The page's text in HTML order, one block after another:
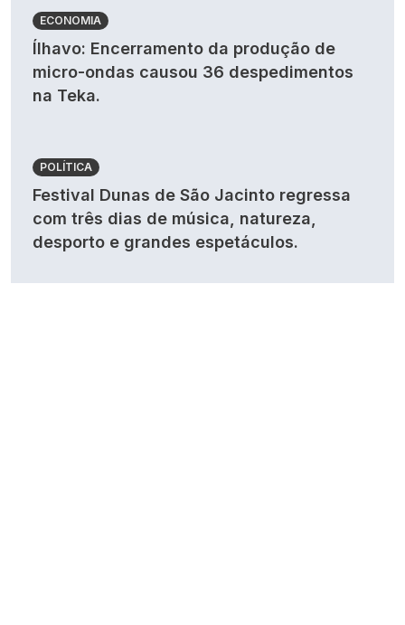
ECONOMIA
Ílhavo: Encerramento da produção de
micro-ondas causou 36 despedimentos
na Teka.
POLÍTICA
Festival Dunas de São Jacinto regressa
com três dias de música, natureza,
desporto e grandes espetáculos.